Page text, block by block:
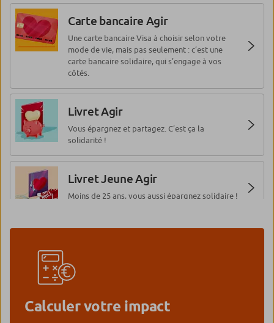
Carte bancaire Agir
Une carte bancaire Visa à choisir selon votre
mode de vie, mais pas seulement : c’est une
carte bancaire solidaire, qui s’engage à vos
côtés.
Livret Agir
Vous épargnez et partagez. C’est ça la
solidarité !
Livret Jeune Agir
Moins de 25 ans, vous aussi épargnez solidaire !
Vous épargnez utile, durable et solidaire !
Livret A comme Agir
Calculer votre impact